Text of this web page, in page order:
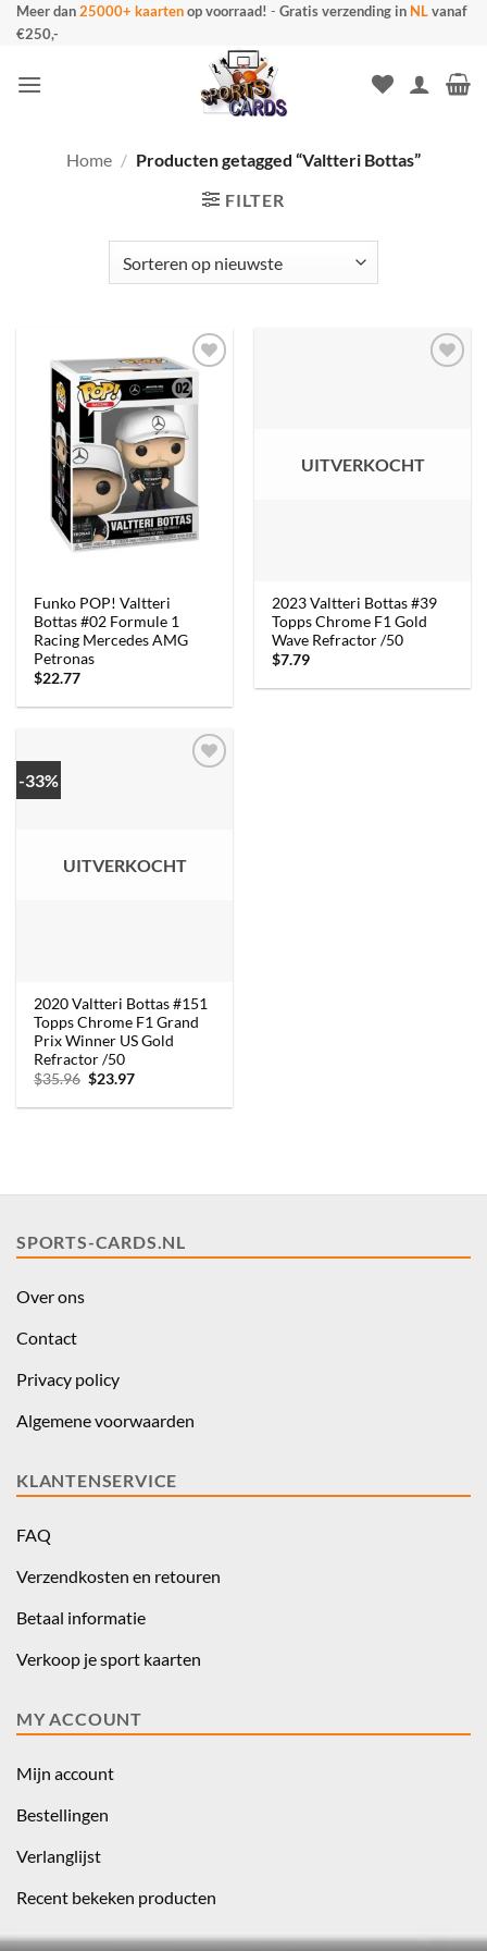
Ga
naar
Meer dan25000+ kaartenop voorraad! - Gratis verzending in NLvanaf
€250,-
Home / Producten getagged “Valtteri Bottas”
FILTER
Funko POP! Valtteri
Bottas #02 Formule 1
Racing Mercedes AMG
Petronas
$22.77
UITVERKOCHT
2023 Valtteri Bottas #39
Topps Chrome F1 Gold
Wave Refractor /50
$7.79
-33%
UITVERKOCHT
2020 Valtteri Bottas #151
Topps Chrome F1 Grand
Prix Winner US Gold
Refractor /50
$35.96 Oorspronkelijke
was:
$23.97Huidige
is:
SPORTS-CARDS.NL
Over ons
Contact
Privacy policy
Algemene voorwaarden
KLANTENSERVICE
FAQ
Verzendkosten en retouren
Betaal informatie
Verkoop je sport kaarten
MY ACCOUNT
Mijn account
Bestellingen
Verlanglijst
Recent bekeken producten